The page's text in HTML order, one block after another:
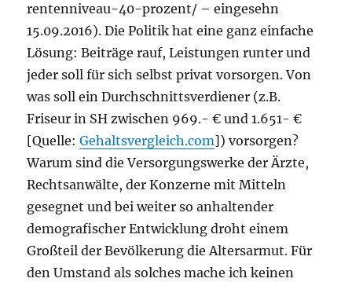
rentenniveau-40-prozent/ – eingesehn
15.09.2016). Die Politik hat eine ganz einfache
Lösung: Beiträge rauf, Leistungen runter und
jeder soll für sich selbst privat vorsorgen. Von
was soll ein Durchschnittsverdiener (z.B.
Friseur in SH zwischen 969.- € und 1.651- €
[Quelle:Gehaltsvergleich.com]) vorsorgen?
Warum sind die Versorgungswerke der Ärzte,
Rechtsanwälte, der Konzerne mit Mitteln
gesegnet und bei weiter so anhaltender
demografischer Entwicklung droht einem
Großteil der Bevölkerung die Altersarmut. Für
den Umstand als solches mache ich keinen